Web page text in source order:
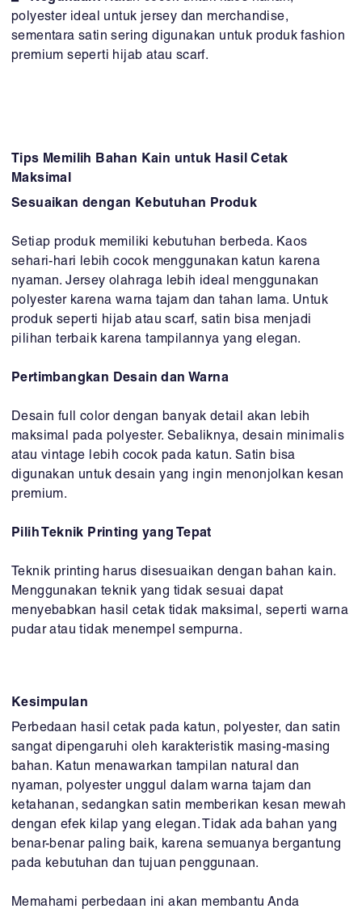
polyester ideal untuk jersey dan merchandise,
sementara satin sering digunakan untuk produk fashion
premium seperti hijab atau scarf.
Tips Memilih Bahan Kain untuk Hasil Cetak
Maksimal
Sesuaikan dengan Kebutuhan Produk
Setiap produk memiliki kebutuhan berbeda. Kaos
sehari-hari lebih cocok menggunakan katun karena
nyaman. Jersey olahraga lebih ideal menggunakan
polyester karena warna tajam dan tahan lama. Untuk
produk seperti hijab atau scarf, satin bisa menjadi
pilihan terbaik karena tampilannya yang elegan.
Pertimbangkan Desain dan Warna
Desain full color dengan banyak detail akan lebih
maksimal pada polyester. Sebaliknya, desain minimalis
atau vintage lebih cocok pada katun. Satin bisa
digunakan untuk desain yang ingin menonjolkan kesan
premium.
Pilih Teknik Printing yang Tepat
Teknik printing harus disesuaikan dengan bahan kain.
Menggunakan teknik yang tidak sesuai dapat
menyebabkan hasil cetak tidak maksimal, seperti warna
pudar atau tidak menempel sempurna.
Kesimpulan
Perbedaan hasil cetak pada katun, polyester, dan satin
sangat dipengaruhi oleh karakteristik masing-masing
bahan. Katun menawarkan tampilan natural dan
nyaman, polyester unggul dalam warna tajam dan
ketahanan, sedangkan satin memberikan kesan mewah
dengan efek kilap yang elegan. Tidak ada bahan yang
benar-benar paling baik, karena semuanya bergantung
pada kebutuhan dan tujuan penggunaan.
Memahami perbedaan ini akan membantu Anda